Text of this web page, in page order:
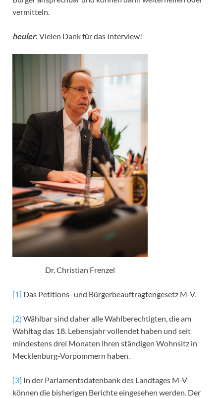
vermitteln.
heuler: Vielen Dank für das Interview!
Dr. Christian Frenzel
[1] Das Petitions- und Bürgerbeauftragtengesetz M-V.
[2] Wählbar sind daher alle Wahlberechtigten, die am
Wahltag das 18. Lebensjahr vollendet haben und seit
mindestens drei Monaten ihren ständigen Wohnsitz in
Mecklenburg-Vorpommern haben.
[3] In der Parlamentsdatenbank des Landtages M-V
können die bisherigen Berichte eingesehen werden. Der